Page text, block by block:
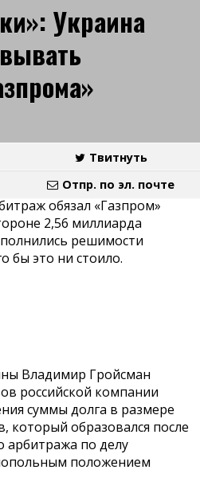
Украина
Твитнуть
Отпр. по эл. почте
обязал «Газпром»
2,56 миллиарда
решимости
бы это ни стоило.
Владимир Гройсман
российской компании
суммы долга в размере
который образовался после
арбитража по делу
положением